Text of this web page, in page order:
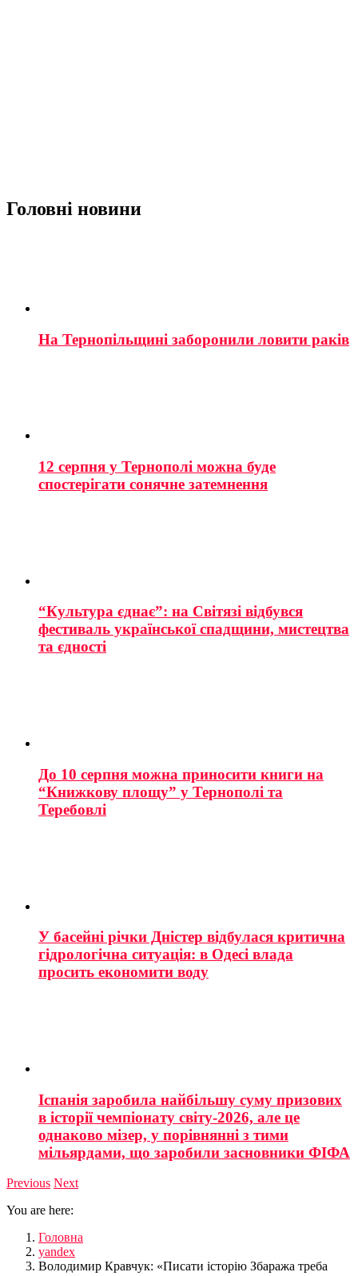
Головні новини
На Тернопільщині заборонили ловити раків
12 серпня у Тернополі можна буде
спостерігати сонячне затемнення
“Культура єднає”: на Світязі відбувся
фестиваль української спадщини, мистецтва
та єдності
До 10 серпня можна приносити книги на
“Книжкову площу” у Тернополі та
Теребовлі
У басейні річки Дністер відбулася критична
гідрологічна ситуація: в Одесі влада
просить економити воду
Іспанія заробила найбільшу суму призових
в історії чемпіонату світу-2026, але це
однаково мізер, у порівнянні з тими
мільярдами, що заробили засновники ФІФА
Previous Next
You are here:
Головна
yandex
Володимир Кравчук: «Писати історію Збаража треба